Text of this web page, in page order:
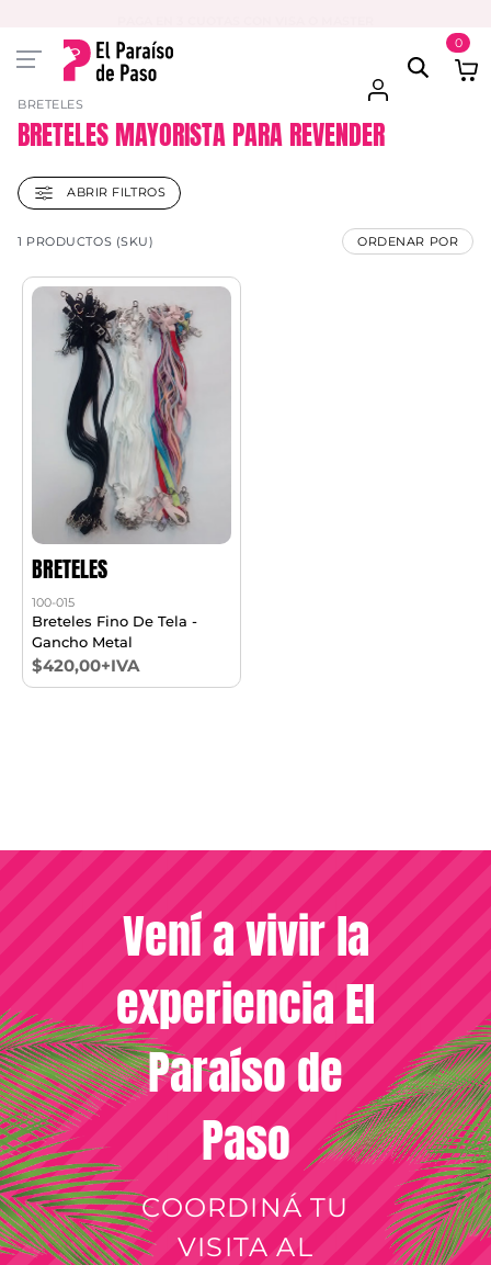
0
BRETELES
BRETELES MAYORISTA PARA REVENDER
ABRIR FILTROS
1 PRODUCTOS (SKU) ORDENAR POR
BRETELES
100-015
Breteles Fino De Tela -
Gancho Metal
$420,00+IVA
Vení a vivir la
experiencia El
Paraíso de
Paso
COORDINÁ TU
VISITA AL